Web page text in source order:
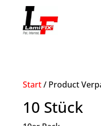
Start/ Product
10 Stück